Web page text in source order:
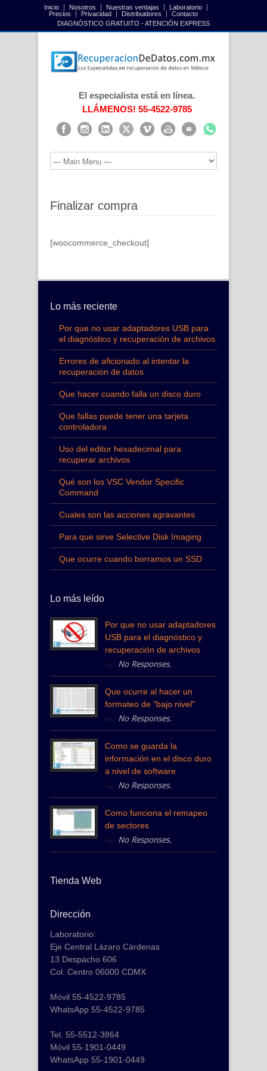
Inicio Nosotros Nuestras ventajas
Laboratorio
Precios
Privacidad Distribuidores
Contacto
DIAGNÓSTICO GRATUITO - ATENCIÓN EXPRESS
El especialista está en línea.
LLÁMENOS! 55-4522-9785
Finalizar compra
[woocommerce_checkout]
Lo más reciente
Por que no usar adaptadores USB para
el diagnóstico y recuperación de archivos
Errores de aficionado al intentar la
recuperación de datos
Que hacer cuando falla un disco duro
Que fallas puede tener una tarjeta
controladora
Uso del editor hexadecimal para
recuperar archivos
Qué son los VSC Vendor Specific
Command
Cuales son las acciones agravantes
Para que sirve Selective Disk Imaging
Que ocurre cuando borramos un SSD
Lo más leído
Por que no usar adaptadores
USB para el diagnóstico y
recuperación de archivos
No Responses.
Que ocurre al hacer un
formateo de "bajo nivel"
No Responses.
Como se guarda la
información en el disco duro
a nivel de software
No Responses.
Como funciona el remapeo
de sectores
No Responses.
Tienda Web
Dirección
Laboratorio:
Eje Central Lázaro Cárdenas
13 Despacho 606
Col. Centro 06000 CDMX
Móvil 55-4522-9785
WhatsApp 55-4522-9785
Tel. 55-5512-3864
Móvil 55-1901-0449
WhatsApp 55-1901-0449